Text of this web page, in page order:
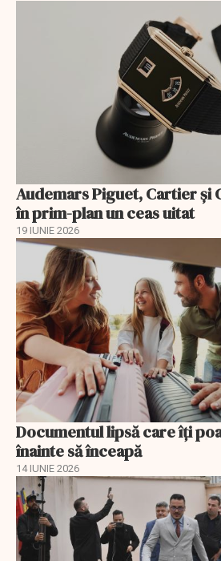
Audemars Piguet, Cartier și
în prim-plan un ceas uitat
19 IUNIE 2026
Documentul lipsă care îți
înainte să înceapă
14 IUNIE 2026